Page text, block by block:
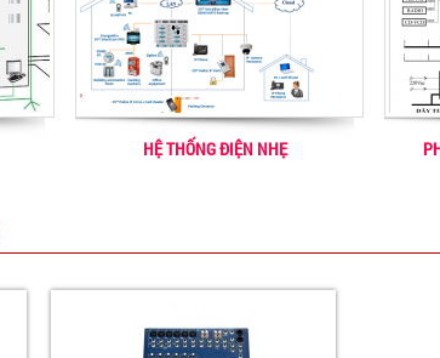
HỆ THỐNG ĐIỆN NHẸ